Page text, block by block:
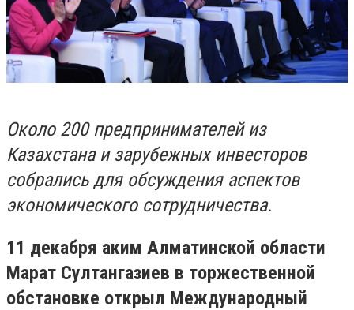
Около 200 предпринимателей из
Казахстана и зарубежных инвесторов
собрались для обсуждения аспектов
экономического сотрудничества.
11 декабря аким Алматинской области
Марат Султангазиев в торжественной
обстановке открыл Международный